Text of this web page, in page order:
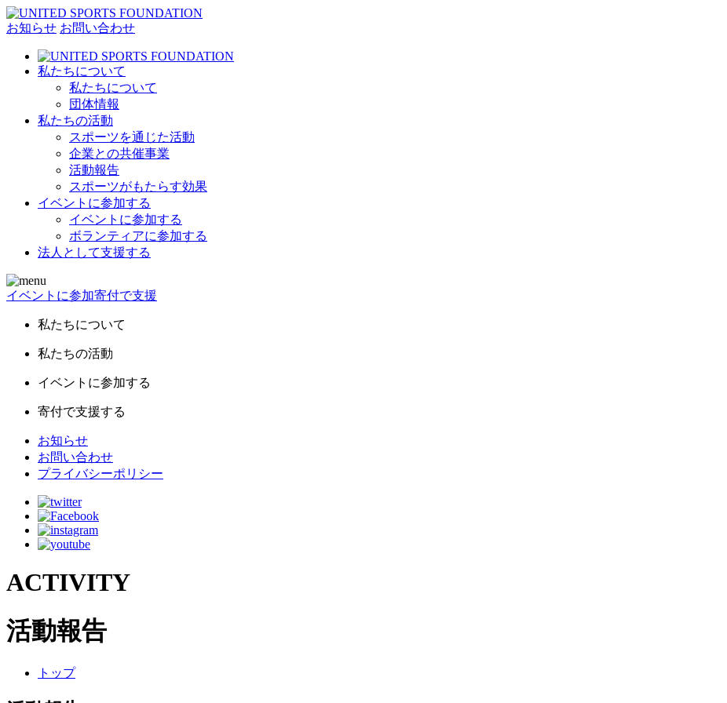
お知らせ お問い合わせ
私たちについて
私たちについて
団体情報
私たちの活動
スポーツを通じた活動
企業との共催事業
活動報告
スポーツがもたらす効果
イベントに参加する
イベントに参加する
ボランティアに参加する
法人として支援する
イベントに参加寄付で支援
私たちについて
私たちの活動
イベントに参加する
寄付で支援する
お知らせ
お問い合わせ
プライバシーポリシー
ACTIVITY
活動報告
トップ